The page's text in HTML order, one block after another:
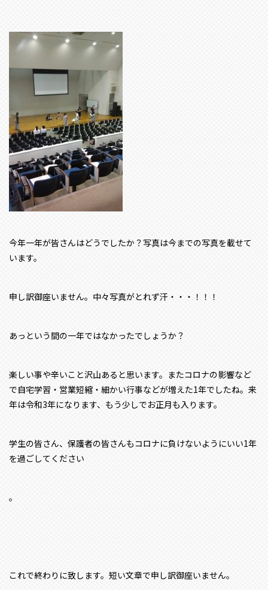
今年一年が皆さんはどうでしたか？写真は今までの写真を載せて
います。
申し訳御座いません。中々写真がとれず汗・・・！！！
あっという間の一年ではなかったでしょうか？
楽しい事や辛いこと沢山あると思います。またコロナの影響など
で自宅学習・営業短縮・細かい行事などが増えた1年でしたね。来
年は令和3年になります、もう少しでお正月も入ります。
学生の皆さん、保護者の皆さんもコロナに負けないようにいい1年
を過ごしてください
。
これで終わりに致します。短い文章で申し訳御座いません。